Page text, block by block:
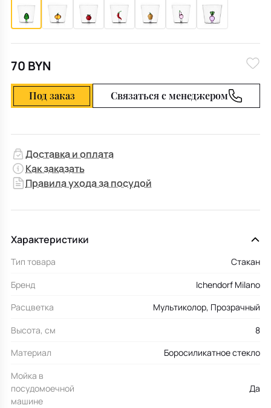
70 BYN
Под заказ Связаться с менеджером
Доставка и оплата
Как заказать
Правила ухода за посудой
Характеристики
Тип товара
Стакан
Бренд
Ichendorf Milano
Расцветка
Мультиколор, Прозрачный
Высота, см
8
Материал
Боросиликатное стекло
Мойка в
посудомоечной
машине
Да